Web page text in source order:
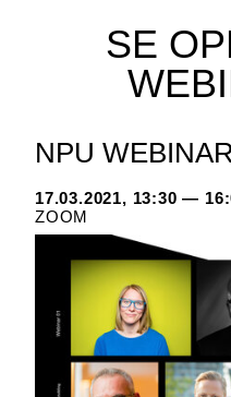
SE
NPU
17.03.2021, 13:30 —
ZOOM